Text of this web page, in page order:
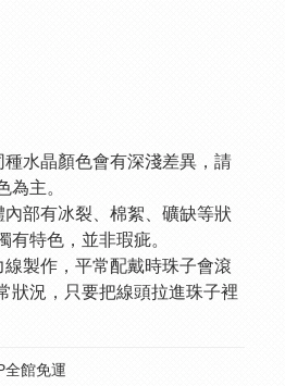
種水晶顏色會有深淺差異，請
為主。
內部有冰裂、棉絮、礦缺等狀
有特色，並非瑕疵。
線製作，平常配戴時珠子會滾
狀況，只要把線頭拉進珠子裡
全館免運